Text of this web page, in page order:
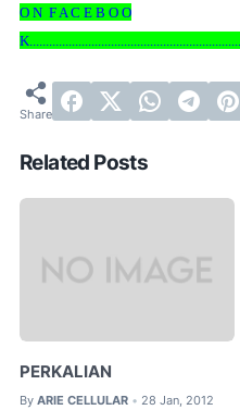
O N F A C E B O O
K
Related Posts
PERKALIAN
By ARIE CELLULAR • 28 Jan, 2012